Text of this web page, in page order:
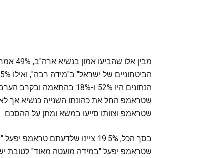
מבין
שטראמפ החל את כהונתו השנייה כנשיא
שטראמפ וצוותו סייעו במשא ומתן על ההסכם.
שטראמפ יפעל "במידה מועטה מאוד" לטובת